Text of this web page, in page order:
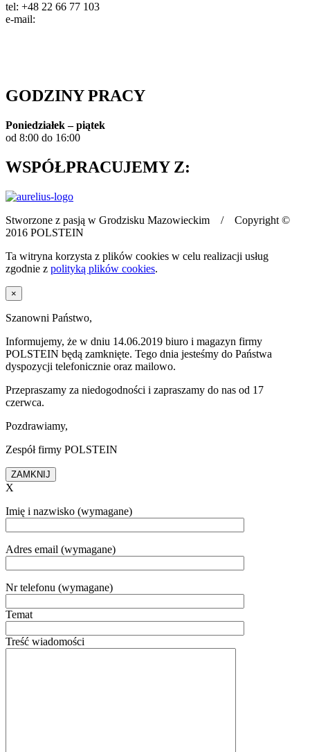
tel: +48 22 66 77 103
e-mail:
GODZINY PRACY
Poniedziałek – piątek
od 8:00 do 16:00
WSPÓŁPRACUJEMY Z:
Stworzone z pasją w Grodzisku Mazowieckim / Copyright ©
2016 POLSTEIN
Ta witryna korzysta z plików cookies w celu realizacji usług
zgodnie z polityką plików cookies.
×
Szanowni Państwo,
Informujemy, że w dniu 14.06.2019 biuro i magazyn firmy
POLSTEIN będą zamknięte. Tego dnia jesteśmy do Państwa
dyspozycji telefonicznie oraz mailowo.
Przepraszamy za niedogodności i zapraszamy do nas od 17
czerwca.
Pozdrawiamy,
Zespół firmy POLSTEIN
ZAMKNIJ
X
Imię i nazwisko (wymagane)
Adres email (wymagane)
Nr telefonu (wymagane)
Temat
Treść wiadomości